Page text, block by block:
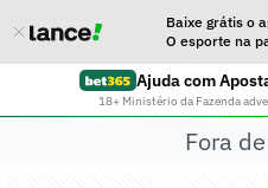
Baixe grátis o
O esporte na
Ajuda com
18+ Ministério da Fazenda
Fora